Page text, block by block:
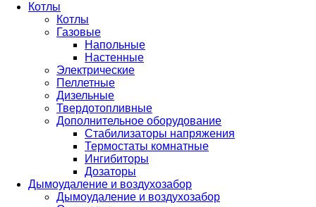
Котлы
Котлы
Газовые
Напольные
Настенные
Электрические
Пеллетные
Дизельные
Твердотопливные
Дополнительное оборудование
Стабилизаторы напряжения
Термостаты комнатные
Ингибиторы
Дозаторы
Дымоудаление и воздухозабор
Дымоудаление и воздухозабор